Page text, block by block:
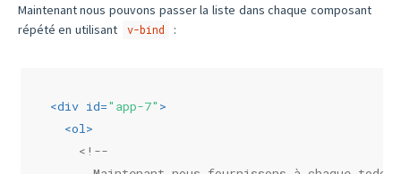
Maintenant nous pouvons passer la liste dans chaque composant
répété en utilisant
v-bind :
<div id="app-7" >
<ol>
<!--